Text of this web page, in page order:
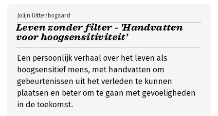
Leven zonder filter - 'Handvatten
voor hoogsensitiviteit'
Jolijn Uittenbogaard
Een persoonlijk verhaal over het leven als
hoogsensitief mens, met handvatten om
gebeurtenissen uit het verleden te kunnen
plaatsen en beter om te gaan met gevoeligheden
in de toekomst.